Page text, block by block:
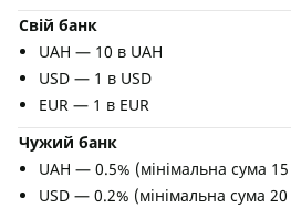
Свій банк
UAH — 10 в UAH
USD — 1 в USD
EUR — 1 в EUR
Чужий банк
UAH — 0.5% (мінімальна сума 15
USD — 0.2% (мінімальна сума 20